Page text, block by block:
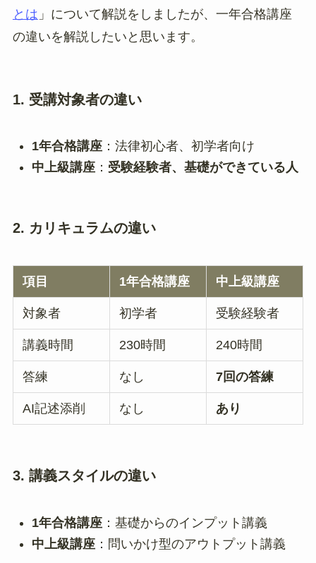
とは 」について解説をしましたが、一年合格講座
の違いを解説したいと思います。
1. 受講対象者の違い
1年合格講座：法律初心者、初学者向け
中上級講座： 受験経験者、基礎ができている人
2. カリキュラムの違い
項目 1年合格講座 中上級講座
対象者 初学者 受験経験者
講義時間 230時間 240時間
答練 なし 7回の答練
AI記述添削 なし あり
3. 講義スタイルの違い
1年合格講座：基礎からのインプット講義
中上級講座：問いかけ型のアウトプット講義